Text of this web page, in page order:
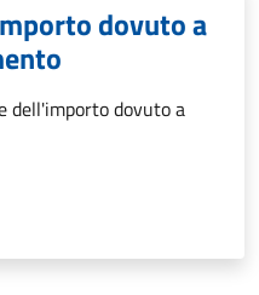
dovuto a
dell'importo dovuto a